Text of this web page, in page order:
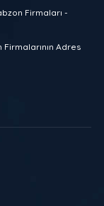
Firmaları -
Adres